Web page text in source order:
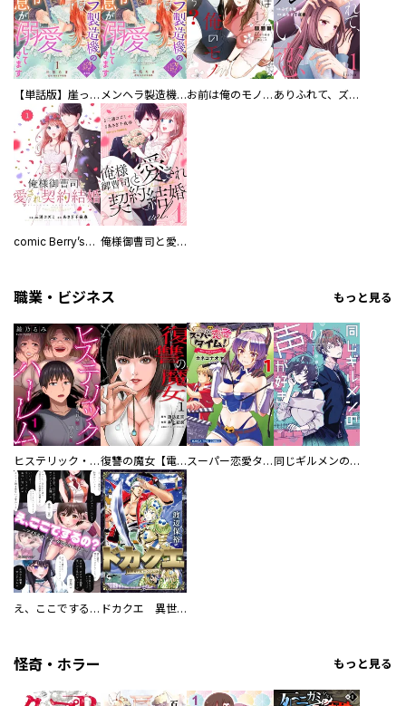
【単話版】崖っぷち令嬢ですが、意地と策略で幸せになります！シリーズ メンヘラ製造機の公爵令息（過保護）が溺愛してきます お前は俺のモノだろ？ ～俺様社長の独占溺愛～ ありふれて、ズルい恋
comic Berry’s俺様御曹司と愛され契約結婚 俺様御曹司と愛され契約結婚
職業・ビジネス もっと見る
ヒステリック・ハーレム～搾られる男と堕ちる女～【電子単行本版】 復讐の魔女【電子単行本版】 スーパー恋愛タイム！～現場でドＳな彼女は自宅でデレる～ 同じギルメンの声が好き
え、ここでするの？ アイドルのファンが知らない日常 ドカクエ 異世界ドカコッククエスト
怪奇・ホラー もっと見る